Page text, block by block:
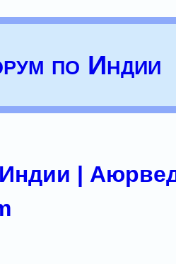
по Индии
|